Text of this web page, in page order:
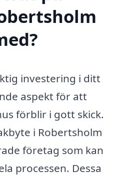
investering i ditt
aspekt för att
förblir i gott skick.
i Robertsholm
företag som kan
processen. Dessa